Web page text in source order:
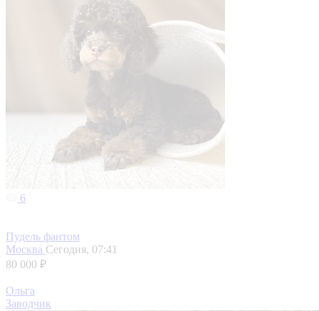
6
Пудель фантом
Москва Сегодня, 07:41
80 000 ₽
Ольга
Заводчик